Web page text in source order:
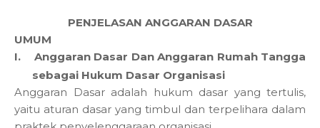
PENJELASAN ANGGARAN DASAR
UMUM
I.
Anggaran Dasar Dan Anggaran Rumah Tangga
sebagai Hukum Dasar Organisasi
Anggaran Dasar adalah hukum dasar yang tertulis,
yaitu aturan dasar yang timbul dan terpelihara dalam